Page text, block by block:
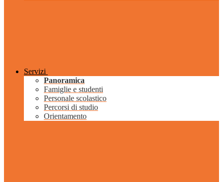
Servizi
Panoramica
Famiglie e studenti
Personale scolastico
Percorsi di studio
Orientamento